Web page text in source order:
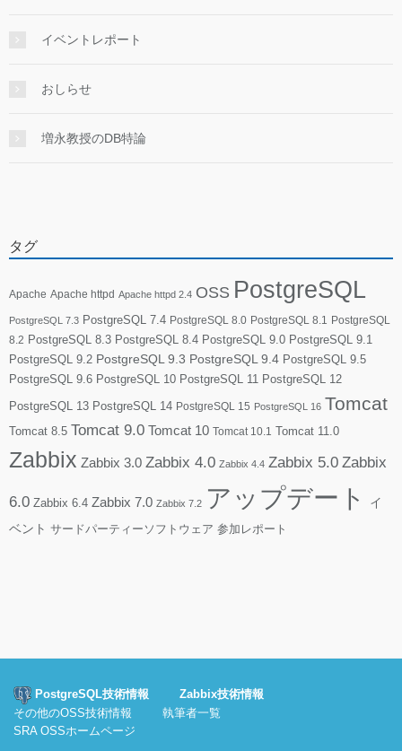
イベントレポート
おしらせ
増永教授のDB特論
タグ
Apache Apache httpd Apache httpd 2.4 OSS PostgreSQL
PostgreSQL 7.3 PostgreSQL 7.4 PostgreSQL 8.0 PostgreSQL 8.1
PostgreSQL
8.2 PostgreSQL 8.3 PostgreSQL 8.4 PostgreSQL 9.0 PostgreSQL 9.1
PostgreSQL 9.2 PostgreSQL 9.3 PostgreSQL 9.4 PostgreSQL 9.5
PostgreSQL 9.6 PostgreSQL 10 PostgreSQL 11 PostgreSQL 12
PostgreSQL 13 PostgreSQL 14 PostgreSQL 15 PostgreSQL 16 Tomcat
Tomcat 8.5 Tomcat 9.0 Tomcat 10 Tomcat 10.1 Tomcat 11.0
Zabbix Zabbix 3.0 Zabbix 4.0 Zabbix 4.4 Zabbix 5.0 Zabbix
6.0 Zabbix 6.4 Zabbix 7.0 Zabbix 7.2 アップデート
イ
ベント サードパーティーソフトウェア 参加レポート
PostgreSQL技術情報
Zabbix技術情報
その他のOSS技術情報
執筆者一覧
SRA OSSホームページ